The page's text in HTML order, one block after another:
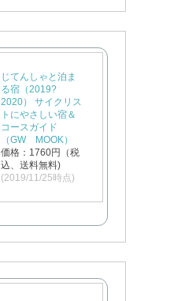
じてんしゃと泊ま
る宿（2019?
2020） サイクリス
トにやさしい宿＆
コースガイド
（GW MOOK）
価格：1760円（税
込、送料無料)
(2019/11/25時点)